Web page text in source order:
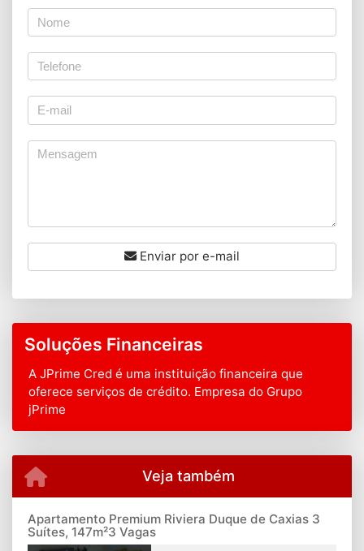
Enviar por e-mail
Soluções Financeiras
A JPrime Cred é uma instituição financeira que
oferece serviços de crédito. Empresa do Grupo
jPrime
Veja também
Apartamento Premium Riviera Duque de Caxias 3
Suítes, 147m²3 Vagas